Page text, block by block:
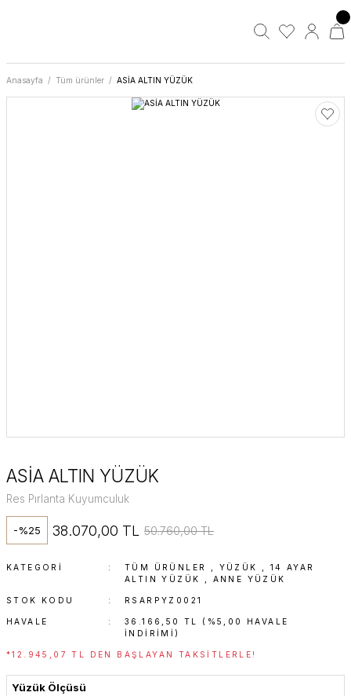
Anasayfa Tüm ürünler ASİA ALTIN YÜZÜK
ASİA ALTIN YÜZÜK
Res Pırlanta Kuyumculuk
-%25 38.070,00 TL 50.760,00 TL
KATEGORI TÜM ÜRÜNLER YÜZÜK
14 AYAR
ALTIN YÜZÜK
ANNE YÜZÜK
STOK KODU RSARPYZ0021
HAVALE
36.166,50 TL (%5,00 HAVALE
INDIRIMI)
*12.945,07 TL DEN BAŞLAYAN TAKSITLERLE!
Yüzük Ölçüsü